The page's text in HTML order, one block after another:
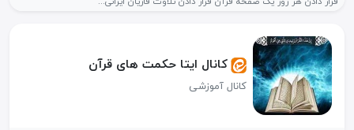
کانال ایتا حکمت های قرآن
کانال آموزشی